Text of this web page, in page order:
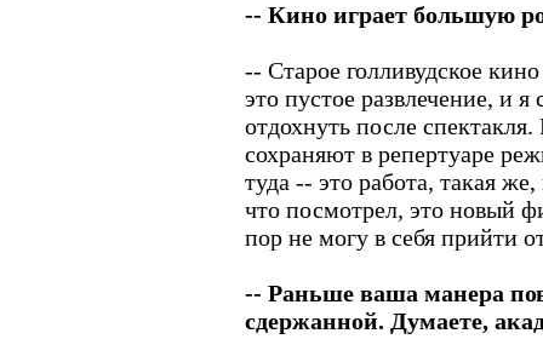
-- Кино играет большую
-- Старое голливудское
это пустое развлечение, и
отдохнуть после
сохраняют в репертуаре
туда -- это работа, такая
что посмотрел, это новый
пор не могу в себя прийти
-- Раньше ваша манера
сдержанной. Думаете,